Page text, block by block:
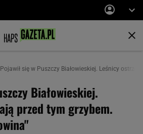
Pojawił się w Puszczy Białowieskiej. Leśnicy
Białowieskiej.
przed tym grzybem.